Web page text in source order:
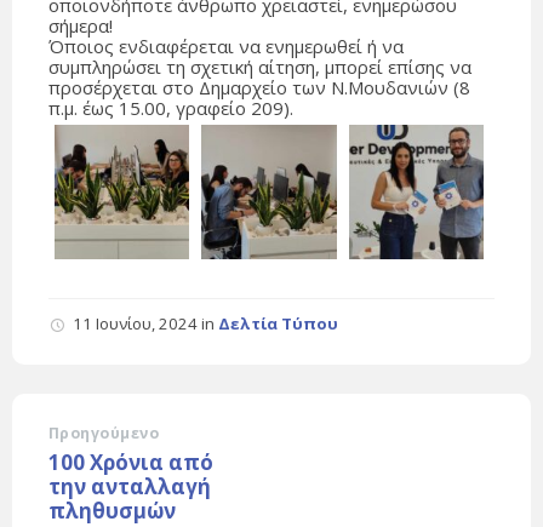
σήμερα!
Όποιος ενδιαφέρεται να ενημερωθεί ή να
συμπληρώσει τη σχετική αίτηση, μπορεί επίσης να
προσέρχεται στο Δημαρχείο των Ν.Μουδανιών (8
π.μ. έως 15.00, γραφείο 209).
11 Ιουνίου, 2024in Δελτία Τύπου
Προηγούμενο
100 Xρόνια από
την ανταλλαγή
πληθυσμών